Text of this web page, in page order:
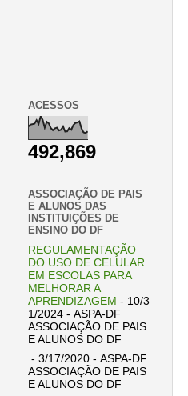
ACESSOS
492,869
ASSOCIAÇÃO DE PAIS
E ALUNOS DAS
INSTITUIÇÕES DE
ENSINO DO DF
REGULAMENTAÇÃO
DO USO DE CELULAR
EM ESCOLAS PARA
MELHORAR A
APRENDIZAGEM - 10/3
1/2024 - ASPA-DF
ASSOCIAÇÃO DE PAIS
E ALUNOS DO DF
- 3/17/2020 - ASPA-DF
ASSOCIAÇÃO DE PAIS
E ALUNOS DO DF